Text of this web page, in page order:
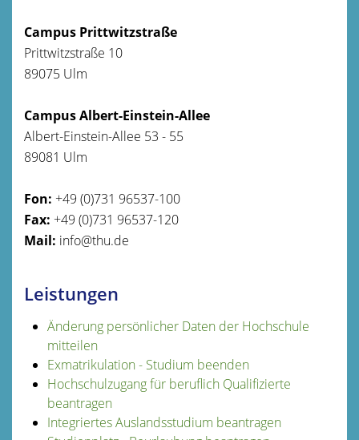
Campus Prittwitzstraße
Prittwitzstraße 10
89075 Ulm
Campus Albert-Einstein-Allee
Albert-Einstein-Allee 53 - 55
89081 Ulm
Fon: +49 (0)731 96537-100
Fax: +49 (0)731 96537-120
Mail: info@thu.de
Leistungen
Änderung persönlicher Daten der Hochschule
mitteilen
Exmatrikulation - Studium beenden
Hochschulzugang für beruflich Qualifizierte
beantragen
Integriertes Auslandsstudium beantragen